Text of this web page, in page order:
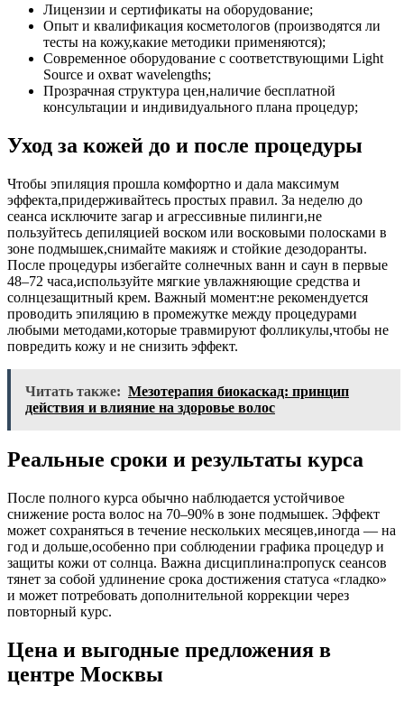
Лицензии и сертификаты на оборудование;
Опыт и квалификация косметологов (производятся ли
тесты на кожу,какие методики применяются);
Современное оборудование с соответствующими Light
Source и охват wavelengths;
Прозрачная структура цен,наличие бесплатной
консультации и индивидуального плана процедур;
Уход за кожей до и после процедуры
Чтобы эпиляция прошла комфортно и дала максимум
эффекта,придерживайтесь простых правил. За неделю до
сеанса исключите загар и агрессивные пилинги,не
пользуйтесь депиляцией воском или восковыми полосками в
зоне подмышек,снимайте макияж и стойкие дезодоранты.
После процедуры избегайте солнечных ванн и саун в первые
48–72 часа,используйте мягкие увлажняющие средства и
солнцезащитный крем. Важный момент:не рекомендуется
проводить эпиляцию в промежутке между процедурами
любыми методами,которые травмируют фолликулы,чтобы не
повредить кожу и не снизить эффект.
Читать также: Мезотерапия биокаскад: принцип
действия и влияние на здоровье волос
Реальные сроки и результаты курса
После полного курса обычно наблюдается устойчивое
снижение роста волос на 70–90% в зоне подмышек. Эффект
может сохраняться в течение нескольких месяцев,иногда — на
год и дольше,особенно при соблюдении графика процедур и
защиты кожи от солнца. Важна дисциплина:пропуск сеансов
тянет за собой удлинение срока достижения статуса «гладко»
и может потребовать дополнительной коррекции через
повторный курс.
Цена и выгодные предложения в
центре Москвы